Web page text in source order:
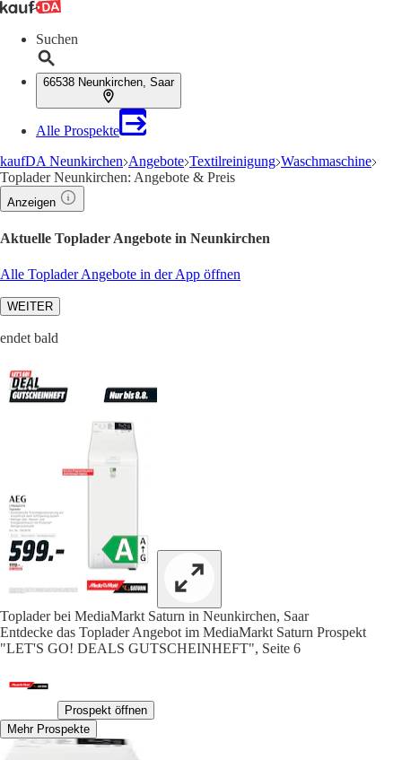
Suchen
66538 Neunkirchen, Saar
Alle Prospekte
kaufDA Neunkirchen Angebote Textilreinigung Waschmaschine
Toplader Neunkirchen: Angebote & Preis
Anzeigen
Aktuelle Toplader Angebote in Neunkirchen
Alle Toplader Angebote in der App öffnen
WEITER
endet bald
Toplader bei MediaMarkt Saturn in Neunkirchen, Saar
Entdecke das Toplader Angebot im MediaMarkt Saturn Prospekt
"LET'S GO! DEALS GUTSCHEINHEFT", Seite 6
Prospekt öffnen
Mehr Prospekte